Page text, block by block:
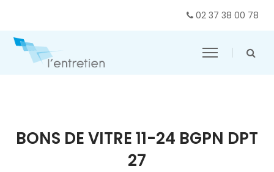
02 37 38 00 78
BONS DE VITRE 11-24 BGPN DPT
27